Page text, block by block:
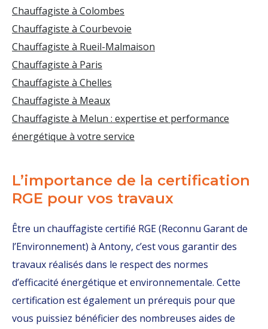
Chauffagiste à Colombes
Chauffagiste à Courbevoie
Chauffagiste à Rueil-Malmaison
Chauffagiste à Paris
Chauffagiste à Chelles
Chauffagiste à Meaux
Chauffagiste à Melun : expertise et performance
énergétique à votre service
L’importance de la certification
RGE pour vos travaux
Être un chauffagiste certifié RGE (Reconnu Garant de
l’Environnement) à Antony, c’est vous garantir des
travaux réalisés dans le respect des normes
d’efficacité énergétique et environnementale. Cette
certification est également un prérequis pour que
vous puissiez bénéficier des nombreuses aides de